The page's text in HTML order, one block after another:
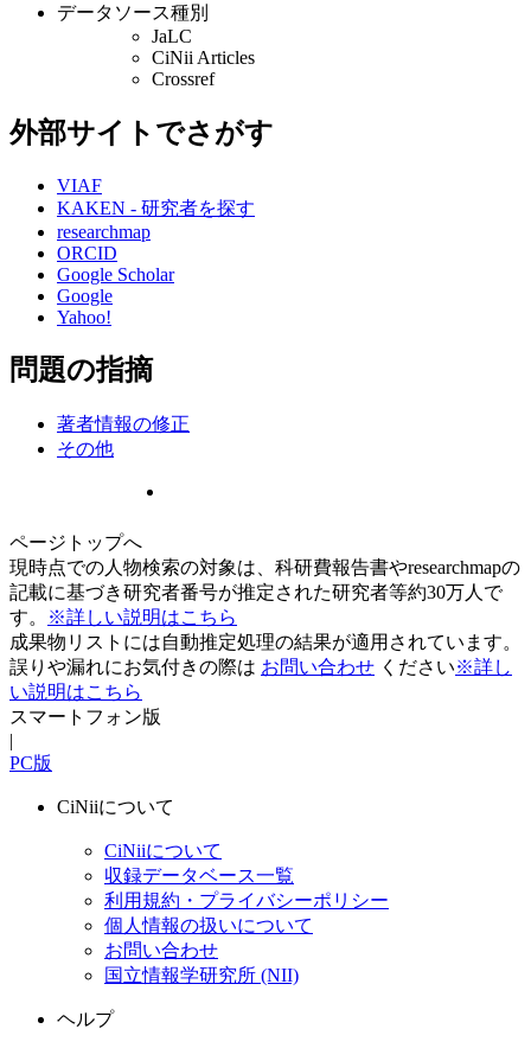
データソース種別
JaLC
CiNii Articles
Crossref
外部サイトでさがす
VIAF
KAKEN - 研究者を探す
researchmap
ORCID
Google Scholar
Google
Yahoo!
問題の指摘
著者情報の修正
その他
ページトップへ
現時点での人物検索の対象は、科研費報告書やresearchmapの
記載に基づき研究者番号が推定された研究者等約30万人で
す。
※詳しい説明はこちら
成果物リストには自動推定処理の結果が適用されています。
誤りや漏れにお気付きの際は お問い合わせ ください※詳し
い説明はこちら
スマートフォン版
|
PC版
CiNiiについて
CiNiiについて
収録データベース一覧
利用規約・プライバシーポリシー
個人情報の扱いについて
お問い合わせ
国立情報学研究所 (NII)
ヘルプ